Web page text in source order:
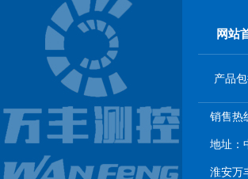
网站
产品
销售热
地址：
淮安